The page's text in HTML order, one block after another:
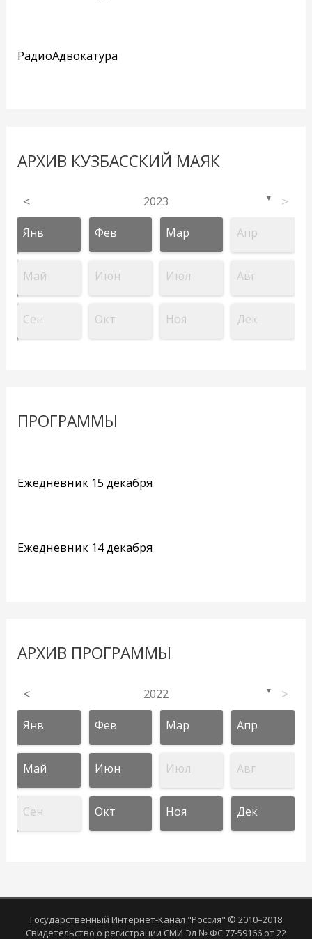
РадиоАдвокатура
АРХИВ КУЗБАССКИЙ МАЯК
< 2023 ▼ >
Янв Фев Мар Апр
Май Июн Июл Авг
Сен Окт Ноя Дек
ПРОГРАММЫ
Ежедневник 15 декабря
Ежедневник 14 декабря
АРХИВ ПРОГРАММЫ
< 2022 ▼ >
Янв Фев Мар Апр
Май Июн Июл Авг
Сен Окт Ноя Дек
Государственный Интернет-Канал "Россия" © 2010–2018
Свидетельство о регистрации СМИ Эл № ФС 77-59166 от 22